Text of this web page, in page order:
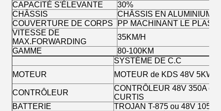
CAPACITÉ S'ÉLEVANTE
30%
CHÂSSIS
CHÂSSIS EN ALUMINIUM
COUVERTURE DE CORPS
PP MACHINANT LE
VITESSE DE
MAX.FORWARDING
35KM/H
GAMME
80-100KM
SYSTÈME DE C.C
MOTEUR
MOTEUR de KDS 48V 5KW
CONTRÔLEUR
CONTRÔLEUR 48V 350A de
CURTIS
BATTERIE
TROJAN T-875 ou 48V 105Ah